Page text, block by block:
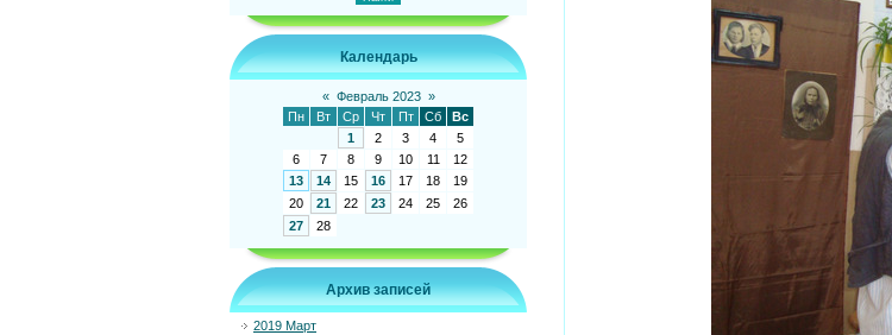
Календарь
« Февраль 2023 »
Пн
Вт Ср Чт Пт Сб
Вс
1
2 3 4
5
6
7 8 9 10 11
12
13
14 15 16 17 18
19
20
21 22 23 24 25
26
27
28
Архив записей
2019 Март